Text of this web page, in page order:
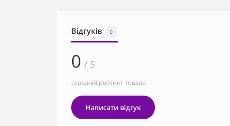
Відгуків 0
0 / 5
середній рейтинг товара
Написати відгук